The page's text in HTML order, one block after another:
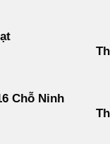
Chỗ Ninh